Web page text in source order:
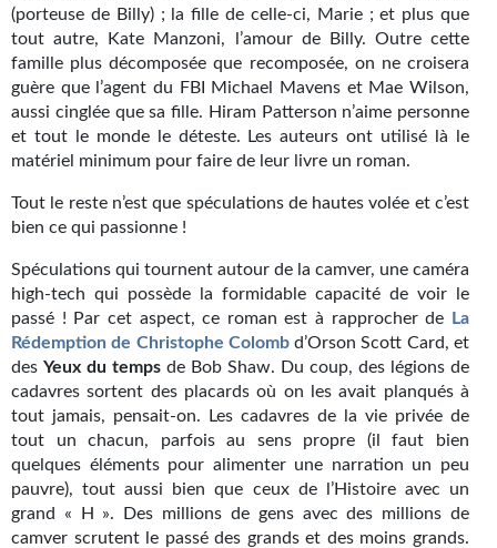
Le blog
Le prix des lecteurs
GOODIES
Goodies Gotland
Tirages d’art Une Heure-Lumière
À paraître
Revue de presse
Récompenses
Newsletter
Le Bélial' sur Youtube
LE BLOG BIFROST
(porteuse de Billy) ; la fille de celle-ci, Marie ; et plus que
tout autre, Kate Manzoni, l’amour de Billy. Outre cette
famille plus décomposée que recomposée, on ne croisera
guère que l’agent du FBI Michael Mavens et Mae Wilson,
aussi cinglée que sa fille. Hiram Patterson n’aime personne
et tout le monde le déteste. Les auteurs ont utilisé là le
matériel minimum pour faire de leur livre un roman.
Tout le reste n’est que spéculations de hautes volée et c’est
bien ce qui passionne !
Spéculations qui tournent autour de la camver, une caméra
high-tech qui possède la formidable capacité de voir le
passé ! Par cet aspect, ce roman est à rapprocher de
La
Rédemption de Christophe Colombd’Orson Scott Card, et
des Yeux du temps de Bob Shaw. Du coup, des légions de
cadavres sortent des placards où on les avait planqués à
tout jamais, pensait-on. Les cadavres de la vie privée de
tout un chacun, parfois au sens propre (il faut bien
quelques éléments pour alimenter une narration un peu
pauvre), tout aussi bien que ceux de l’Histoire avec un
grand « H ». Des millions de gens avec des millions de
camver scrutent le passé des grands et des moins grands.